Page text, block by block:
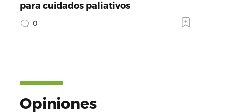
para cuidados paliativos
0
Opiniones